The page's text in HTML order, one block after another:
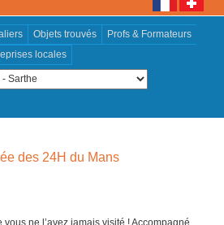
Objets trouvés
Profs & Formateurs
locales
des 24H du Mans
ne l’avez jamais visité ! Accompagné